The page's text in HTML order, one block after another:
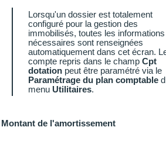
Lorsqu'un dossier est totalement
configuré pour la gestion des
immobilisés, toutes les informations
nécessaires sont renseignées
automatiquement dans cet écran.
compte repris dans le champ Cpt
dotationpeut être paramétré via le
Paramétrage du plan comptable
menu Utilitaires.
Montant de l'amortissement